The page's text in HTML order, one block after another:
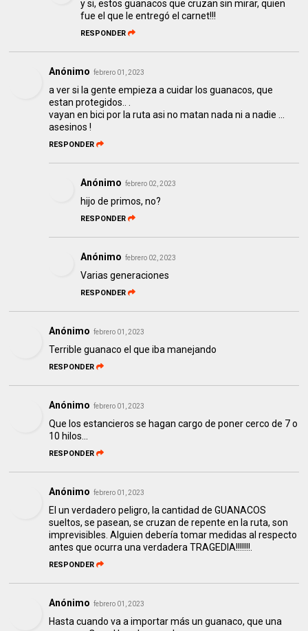
y si, estos guanacos que cruzan sin mirar, quien
fue el que le entregó el carnet!!!
RESPONDER
Anónimo febrero 01, 2023
a ver si la gente empieza a cuidar los guanacos, que
estan protegidos.. .
vayan en bici por la ruta asi no matan nada ni a nadie ...
asesinos !
RESPONDER
Anónimo febrero 02, 2023
hijo de primos, no?
RESPONDER
Anónimo febrero 02, 2023
Varias generaciones
RESPONDER
Anónimo febrero 01, 2023
Terrible guanaco el que iba manejando
RESPONDER
Anónimo febrero 01, 2023
Que los estancieros se hagan cargo de poner cerco de 7 o
10 hilos...
RESPONDER
Anónimo febrero 01, 2023
El un verdadero peligro, la cantidad de GUANACOS
sueltos, se pasean, se cruzan de repente en la ruta, son
imprevisibles. Alguien debería tomar medidas al respecto
antes que ocurra una verdadera TRAGEDIA!!!!!!!.
RESPONDER
Anónimo febrero 01, 2023
Hasta cuando va a importar más un guanaco, que una